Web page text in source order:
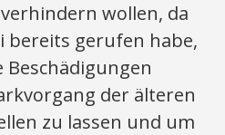
wollen, da
bereits gerufen habe,
Beschädigungen
der älteren
zu lassen und um